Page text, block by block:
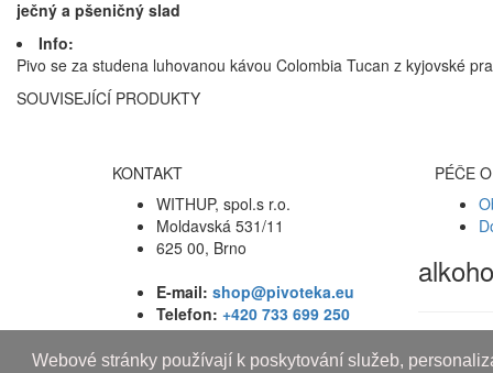
Webové stránky používají k poskytování služeb,
ječný a pšeničný slad
Info:
Pivo se za studena luhovanou kávou Colombia Tucan z kyjovské
SOUVISEJÍCÍ PRODUKTY
KONTAKT
WITHUP, spol.s r.o.
Moldavská 531/11
625 00, Brno
E-mail: shop@pivoteka.eu
Telefon: +420 733 699 250
PÉČE